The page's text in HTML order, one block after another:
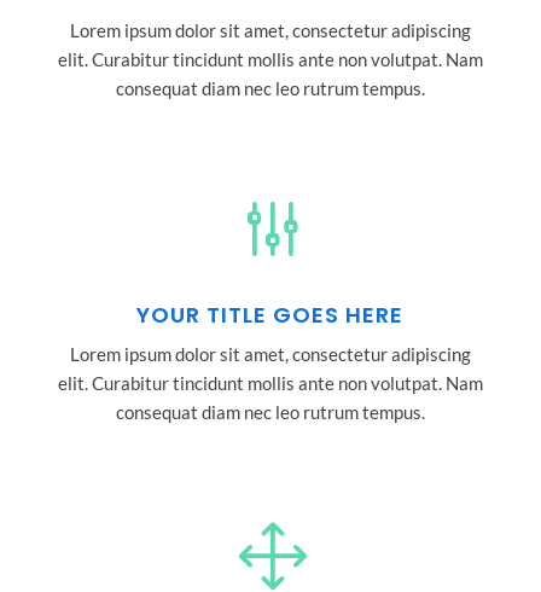
Lorem ipsum dolor sit amet, consectetur adipiscing
elit. Curabitur tincidunt mollis ante non volutpat. Nam
consequat diam nec leo rutrum tempus.
g
YOUR TITLE GOES HERE
Lorem ipsum dolor sit amet, consectetur adipiscing
elit. Curabitur tincidunt mollis ante non volutpat. Nam
consequat diam nec leo rutrum tempus.
1